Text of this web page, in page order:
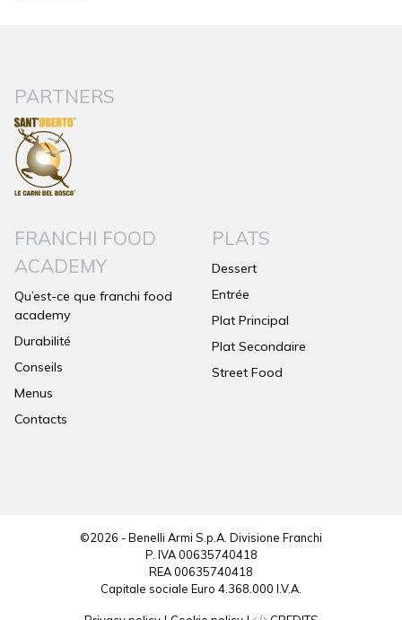
PARTNERS
FRANCHI FOOD
ACADEMY
Qu’est-ce que franchi food
academy
Durabilité
Conseils
Menus
Contacts
PLATS
Dessert
Entrée
Plat Principal
Plat Secondaire
Street Food
©2026 - Benelli Armi S.p.A. Divisione Franchi
P. IVA 00635740418
REA 00635740418
Capitale sociale Euro 4.368.000 I.V.A.